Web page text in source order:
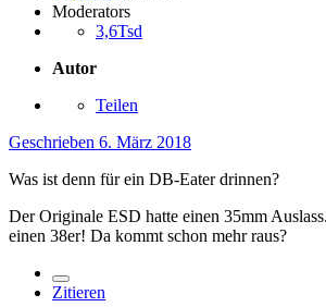
Moderators
3,6Tsd
Autor
Teilen
Geschrieben 6. März 2018
Was ist denn für ein DB-Eater drinnen?
Der Originale ESD hatte einen 35mm
einen 38er! Da kommt schon mehr raus?
Zitieren